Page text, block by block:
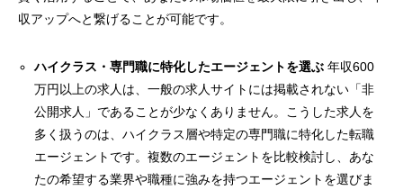
収アップへと繋げることが可能です。
ハイクラス・専門職に特化したエージェントを選ぶ 年収600
万円以上の求人は、一般の求人サイトには掲載されない「非
公開求人」であることが少なくありません。こうした求人を
多く扱うのは、ハイクラス層や特定の専門職に特化した転職
エージェントです。複数のエージェントを比較検討し、あな
たの希望する業界や職種に強みを持つエージェントを選びま